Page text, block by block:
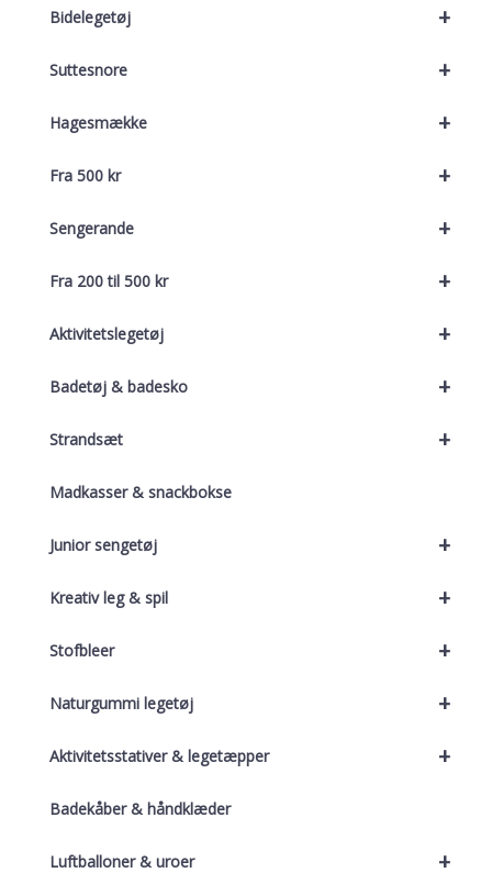
+
Bidelegetøj
+
Suttesnore
+
Hagesmække
+
Fra 500 kr
+
Sengerande
+
Fra 200 til 500 kr
+
Aktivitetslegetøj
+
Badetøj & badesko
+
Strandsæt
Madkasser & snackbokse
+
Junior sengetøj
+
Kreativ leg & spil
+
Stofbleer
+
Naturgummi legetøj
+
Aktivitetsstativer & legetæpper
Badekåber & håndklæder
+
Luftballoner & uroer